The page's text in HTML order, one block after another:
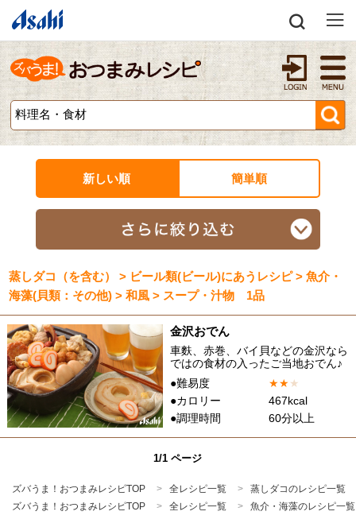
新しい順 簡単順
蒸しダコ（を含む） > ビール類(ビール)にあうレシピ > 魚介・
海藻(貝類：その他) > 和風 > スープ・汁物 1品
金沢おでん
車麩、赤巻、バイ貝などの金沢なら
ではの食材の入ったご当地おでん♪
●難易度
★★★
●カロリー
467kcal
●調理時間
60分以上
1/1 ページ
ズバうま！おつまみレシピTOP 全レシピ一覧
蒸しダコのレシピ一覧
ズバうま！おつまみレシピTOP
全レシピ一覧 魚介・海藻のレシピ一覧